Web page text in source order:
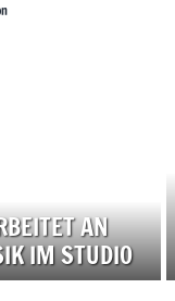
AN
IM STUDIO